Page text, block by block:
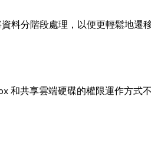
料分階段處理，以便更輕鬆地遷移
和共享雲端硬碟的權限運作方式